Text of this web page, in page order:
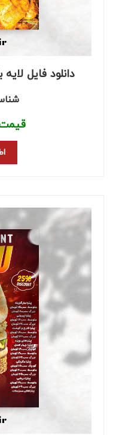
دانلود فایل